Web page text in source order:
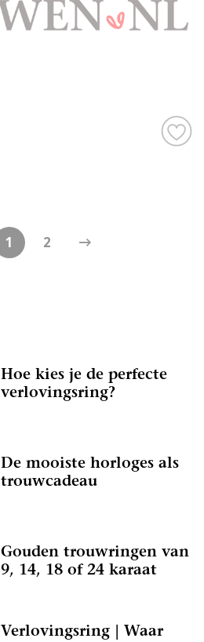
1 2
Hoe kies je de perfecte
verlovingsring?
De mooiste horloges als
trouwcadeau
Gouden trouwringen van
9, 14, 18 of 24 karaat
Verlovingsring | Waar